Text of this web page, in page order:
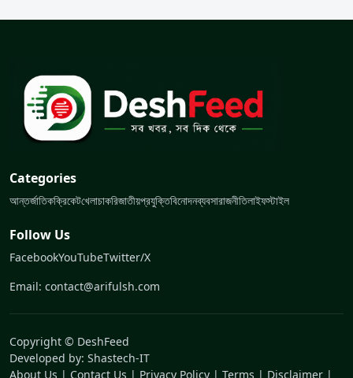
Categories
আন্তর্জাতিকক্রিকেটখেলাচাকরিজাতীয়প্রযুক্তিবিনোদনব্যবসারাজনীতিলাইফস্টাইল
Follow Us
FacebookYouTubeTwitter/X
Email: contact@arifulsh.com
Copyright © DeshFeed
Developed by: Shastech-IT
About Us | Contact Us | Privacy Policy | Terms | Disclaimer |